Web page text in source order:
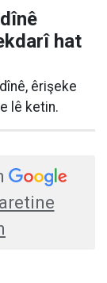
hat
êrişeke
lê ketin.